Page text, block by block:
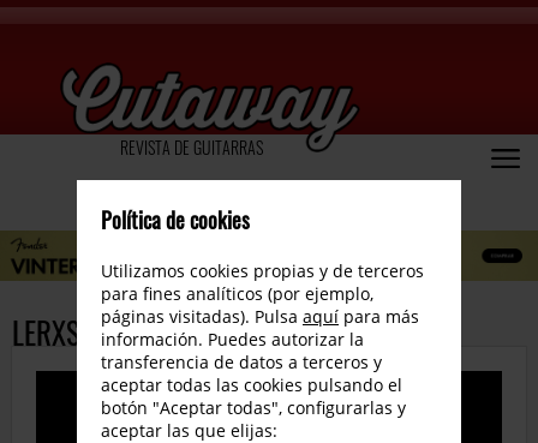
REVISTA DE GUITARRAS
LERXST Grace Alex Lifeson
Política de cookies
Utilizamos cookies propias y de terceros
para fines analíticos (por ejemplo,
páginas visitadas). Pulsa aquí para más
información. Puedes autorizar la
transferencia de datos a terceros y
aceptar todas las cookies pulsando el
botón "Aceptar todas", configurarlas y
aceptar las que elijas: